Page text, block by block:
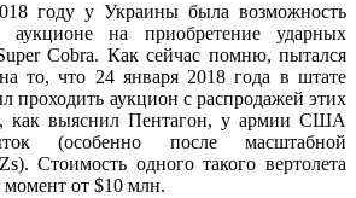
году у Украины была возможность
аукционе на приобретение ударных
Cobra. Как сейчас помню, пытался
то, что 24 января 2018 года в штате
проходить аукцион с распродажей этих
как выяснил Пентагон, у армии США
(особенно после масштабной
Стоимость одного такого вертолета
момент от $10 млн.